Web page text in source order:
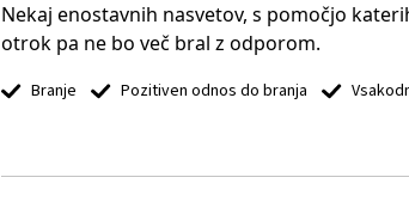
Nekaj enostavnih nasvetov, s pomočjo
otrok pa ne bo več bral z odporom.
Branje Pozitiven odnos do branja